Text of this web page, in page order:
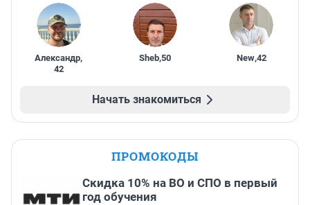
Александр,
42
Sheb,50 New,42
Начать знакомиться
ПРОМОКОДЫ
Скидка 10% на ВО и СПО в первый
год обучения